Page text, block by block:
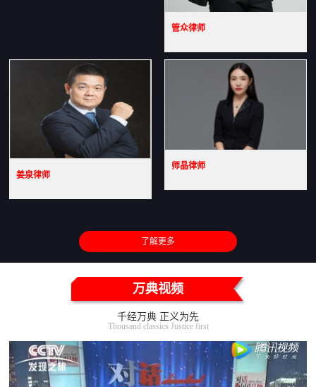
管众律师
姜泉律师
师晶律师
了解更多
万典视频
千经万典 正义为先
Thousand classics Justice first